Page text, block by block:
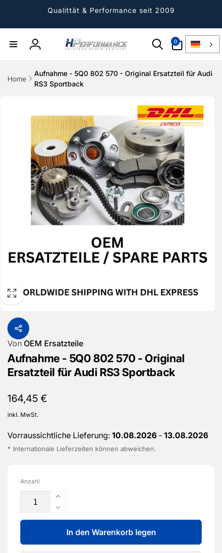
Qualittät & Performance seit 2009
Einloggen
0
Artikel
Home
Aufnahme - 5Q0 802 570 - Original Ersatzteil für Audi
RS3 Sportback
Von OEM Ersatzteile
Aufnahme - 5Q0 802 570 - Original
Ersatzteil für Audi RS3 Sportback
Normaler
Preis
164,45 €
inkl. MwSt.
Vorraussichtliche Lieferung: 10.08.2026 - 13.08.2026
* Internationale Lieferzeiten können abweichen.
Anzahl
Erhöhe
die
Menge
für
Aufnahme
Verringere
die
Menge
für
In den Warenkorb legen